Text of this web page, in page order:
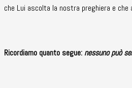
che Lui ascolta la nostra preghiera e
Ricordiamo quanto segue: nessuno può